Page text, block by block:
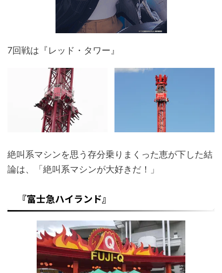
7回戦は『レッド・タワー』
絶叫系マシンを思う存分乗りまくった恵が下した結
論は、「絶叫系マシンが大好きだ！」
『富士急ハイランド』